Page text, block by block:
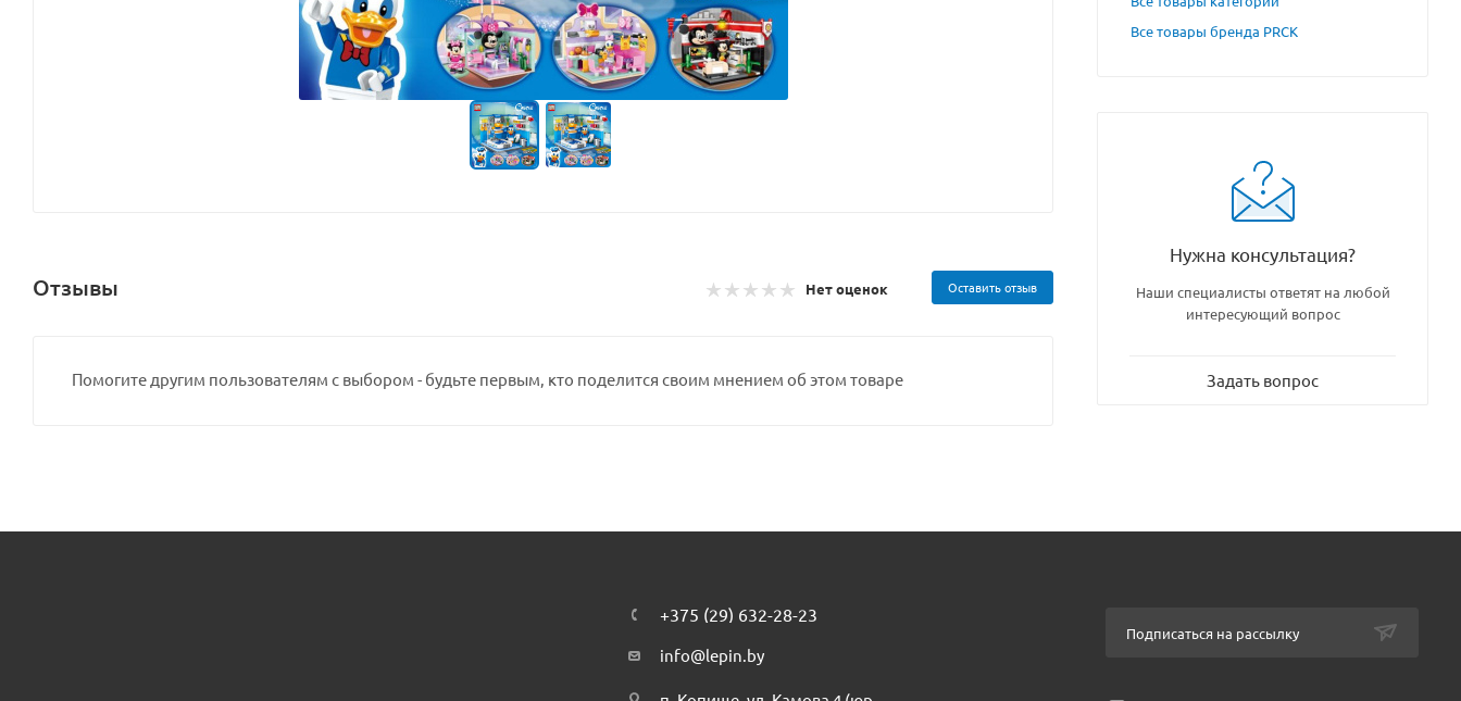
Отзывы Нет оценок Оставить отзыв
Помогите другим пользователям с выбором - будьте первым, кто поделится своим мнением об этом товаре
Все товары бренда PRCK
Нужна консультация?
Наши специалисты ответят на любой
интересующий вопрос
Задать вопрос
+375 (29) 632-28-23
info@lepin.by
Подписаться на рассылку